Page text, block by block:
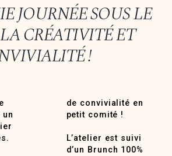
JOURNÉE SOUS LE
CRÉATIVITÉ ET
!
petit comité !
L’atelier est suivi
d’un Brunch 100%